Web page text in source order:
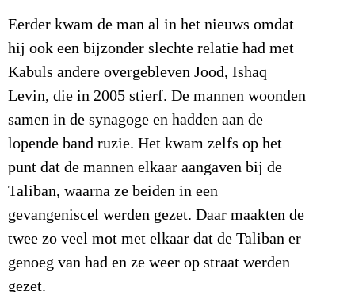
Eerder kwam de man al in het nieuws omdat
hij ook een bijzonder slechte relatie had met
Kabuls andere overgebleven Jood, Ishaq
Levin, die in 2005 stierf. De mannen woonden
samen in de synagoge en hadden aan de
lopende band ruzie. Het kwam zelfs op het
punt dat de mannen elkaar aangaven bij de
Taliban, waarna ze beiden in een
gevangeniscel werden gezet. Daar maakten de
twee zo veel mot met elkaar dat de Taliban er
genoeg van had en ze weer op straat werden
gezet.